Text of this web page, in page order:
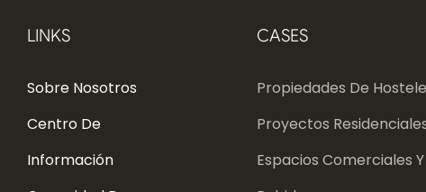
LINKS
Sobre Nosotros
Centro De
Información
CASES
Propiedades De
Proyectos
Espacios Comerciales